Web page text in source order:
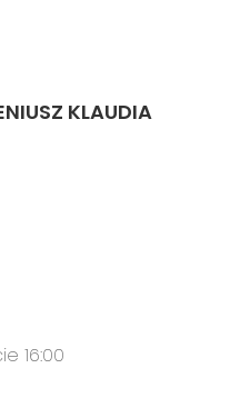
KLAUDIA
16:00